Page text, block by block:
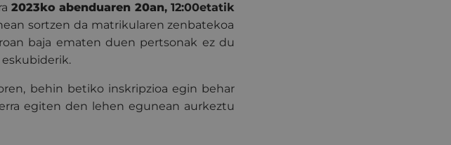
2023ko abenduaren 20an, 12:00etatik
sortzen da matrikularen zenbatekoa
baja ematen duen pertsonak ez du
behin betiko inskripzioa egin behar
egiten den lehen egunean aurkeztu